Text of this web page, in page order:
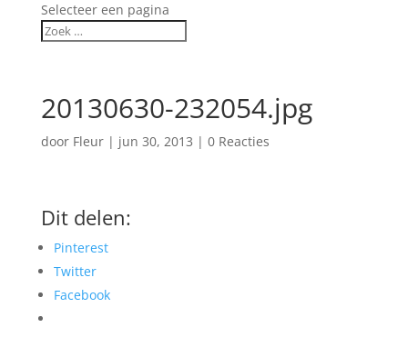
Selecteer een pagina
20130630-232054.jpg
door Fleur| jun 30, 2013 | 0 Reacties
Dit delen:
Pinterest
Twitter
Facebook